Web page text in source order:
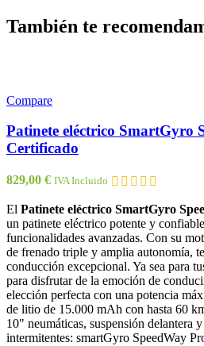
También te
Compare
Patinete eléctrico SmartGyro
Certificado
829,00 € IVA Incluido
El Patinete eléctrico SmartGyro
un patinete eléctrico potente y
funcionalidades avanzadas. Con su
de frenado triple y amplia autonomía,
conducción excepcional. Ya sea para
para disfrutar de la emoción de
elección perfecta con una potencia
de litio de 15.000 mAh con hasta 60
10" neumáticas, suspensión delantera
intermitentes: smartGyro SpeedWay